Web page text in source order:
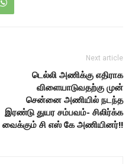
Next article
டெல்லி அணிக்கு எதிராக
விளையாடுவதற்கு முன்
சென்னை அணியில் நடந்த
இரண்டு துயர சம்பவம்- சிலிர்க்க
வைக்கும் சி எஸ் கே அணியினர்!!